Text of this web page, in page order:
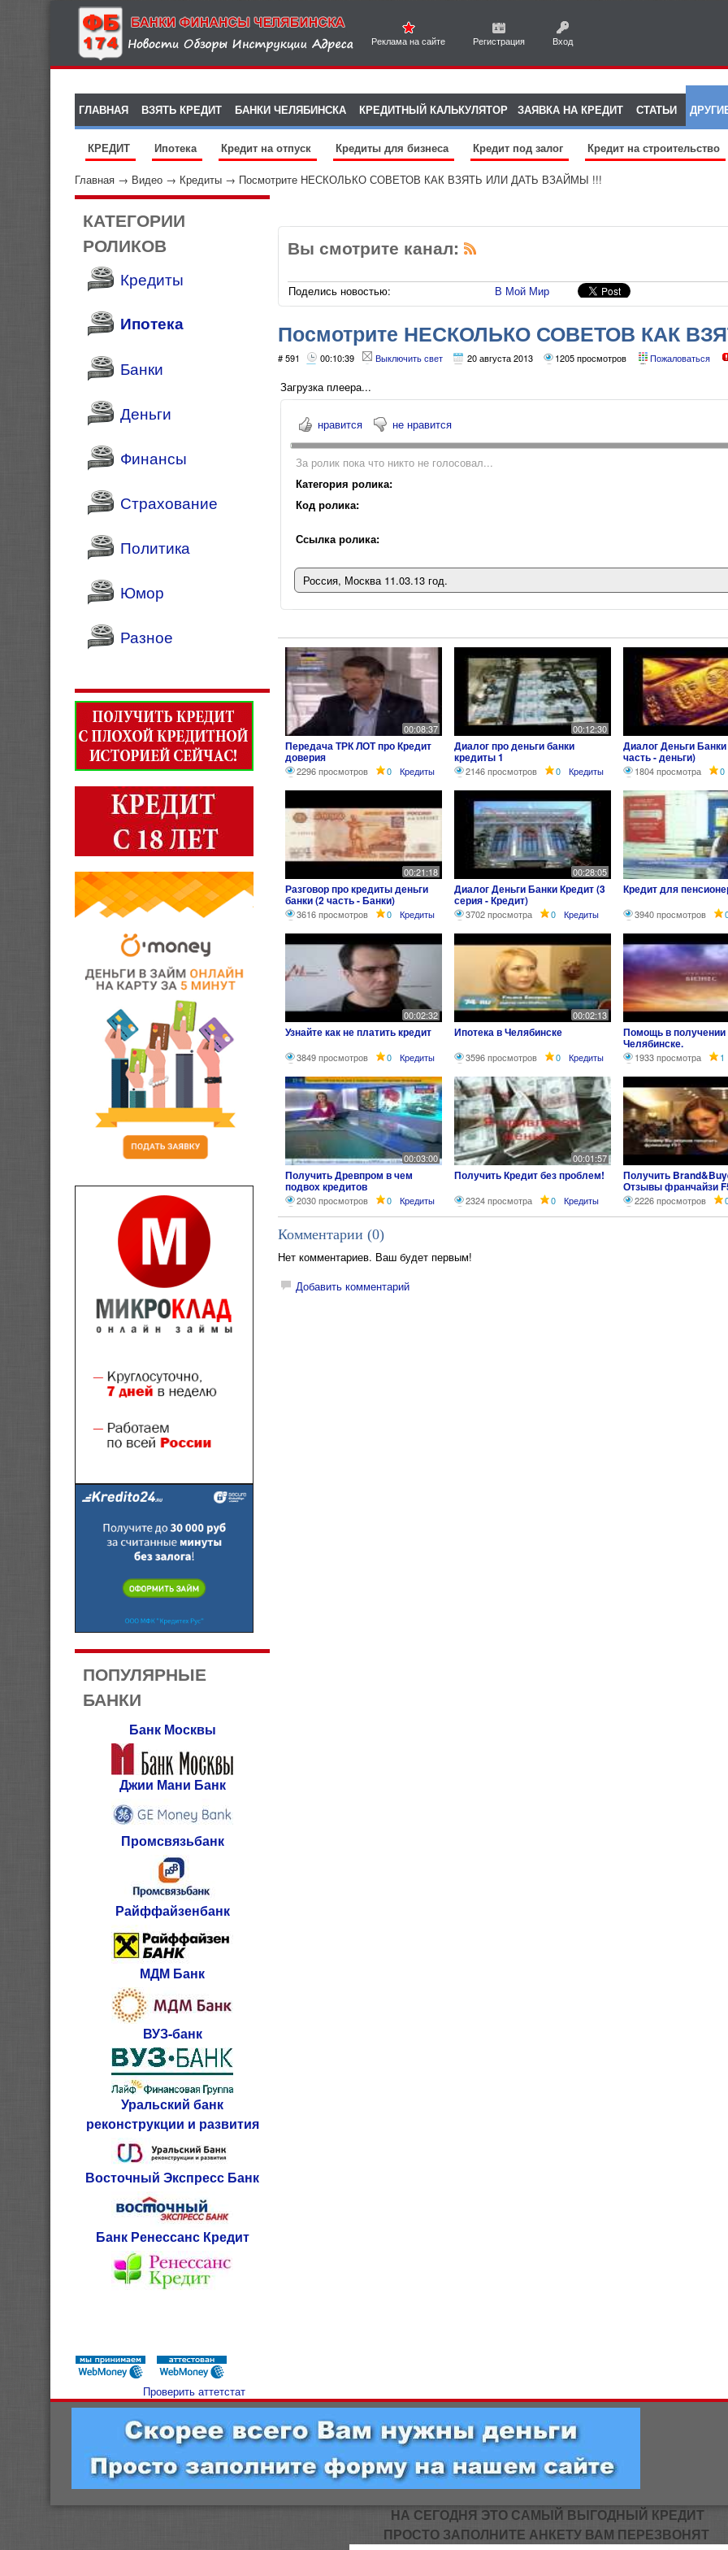
Реклама на сайте Регистрация Вход
ГЛАВНАЯ ВЗЯТЬ КРЕДИТ БАНКИ ЧЕЛЯБИНСКА КРЕДИТНЫЙ КАЛЬКУЛЯТОР ЗАЯВКА НА КРЕДИТ СТАТЬИ
КРЕДИТ Ипотека Кредит на отпуск Кредиты для бизнеса Кредит под залог Кредит на строительство
Главная → Видео → Кредиты → Посмотрите НЕСКОЛЬКО СОВЕТОВ КАК ВЗЯТЬ ИЛИ ДАТЬ ВЗАЙМЫ !!!
КАТЕГОРИИ
РОЛИКОВ
Кредиты
Ипотека
Банки
Деньги
Финансы
Страхование
Политика
Юмор
Разное
ПОПУЛЯРНЫЕ
БАНКИ
Банк Москвы
Джии Мани Банк
Промсвязьбанк
Райффайзенбанк
МДМ Банк
ВУЗ-банк
Уральский банк
реконструкции и развития
Восточный Экспресс Банк
Банк Ренессанс Кредит
Проверить аттетстат
Вы смотрите канал:
Поделись новостью: В Мой Мир
Посмотрите НЕСКОЛЬКО СОВЕТОВ КАК
!!!
# 591 00:10:39 Выключить свет 20 августа 2013 1205 просмотров Пожаловаться
Загрузка плеера...
нравится не нравится
За ролик пока что никто не голосовал...
Категория ролика:
Код ролика:
Ссылка ролика:
Россия, Москва 11.03.13 год.
00:08:37
Передача ТРК ЛОТ про Кредит
доверия
2296 просмотров 0 Кредиты
00:12:30
Диалог про деньги банки
кредиты 1
2146 просмотров 0 Кредиты
Диалог Деньги Банки
часть - деньги)
1804 просмотра 0
00:21:18
Разговор про кредиты деньги
банки (2 часть - Банки)
3616 просмотров 0 Кредиты
00:28:05
Диалог Деньги Банки Кредит (3
серия - Кредит)
3702 просмотра 0 Кредиты
Кредит для
3940 просмотров
00:02:32
Узнайте как не платить кредит
3849 просмотров 0 Кредиты
00:02:13
Ипотека в Челябинске
3596 просмотров 0 Кредиты
Помощь в получении
Челябинске.
1933 просмотра 1
00:03:00
Получить Древпром в чем
подвох кредитов
2030 просмотров 0 Кредиты
00:01:57
Получить Кредит без проблем!
2324 просмотра 0 Кредиты
Получить
Отзывы франчайзи
Светлана
г.Челябинск
2226 просмотров
Комментарии (0)
Нет комментариев. Ваш будет первым!
Добавить комментарий
НА СЕГОДНЯ ЭТО САМЫЙ ВЫГОДНЫЙ КРЕДИТ
ПРОСТО ЗАПОЛНИТЕ АНКЕТУ ВАМ ПЕРЕЗВОНЯТ